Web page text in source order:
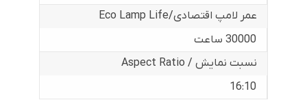
عمر لامپ اقتصادی/Eco Lamp Life
30000 ساعت
نسبت نمایش / Aspect Ratio
16:10